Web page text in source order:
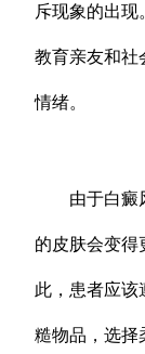
斥现象的出现
教育亲友和社
情绪。
由于白癜
的皮肤会变得
此，患者应该
糙物品，选择